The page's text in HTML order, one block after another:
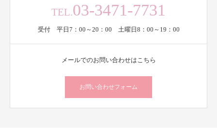
TEL.03-3471-7731
受付 平日7：00～20：00 土曜日8：00～19：00
メールでのお問い合わせはこちら
お問い合わせフォーム